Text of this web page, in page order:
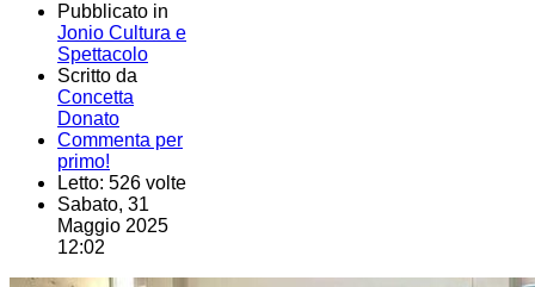
Pubblicato in
Jonio Cultura e
Spettacolo
Scritto da
Concetta
Donato
Commenta per
primo!
Letto: 526 volte
Sabato, 31
Maggio 2025
12:02